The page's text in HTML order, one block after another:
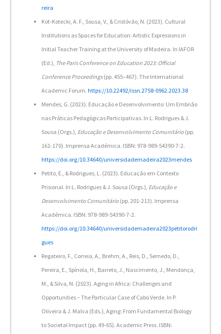
reira
Kot-Kotecki, A. F., Sousa, V., & Cristóvão, N. (2023). Cultural
Institutions as Spaces for Education: Artistic Expressions in
Initial Teacher Training at the University of Madeira. In IAFOR
(Ed.), The Paris Conference on Education 2023: Official
Conference Proceedings(pp. 455–467). The International
Academic Forum. https://10.22492/issn.2758-0962.2023.38
Mendes, G. (2023). Educação e Desenvolvimento: Um Embrião
nas Práticas Pedagógicas Participativas. In L. Rodrigues & J.
Sousa (Orgs.), Educação e Desenvolvimento Comunitário (pp.
161-170). Imprensa Académica. ISBN: 978-989-54390-7-2.
https://doi.org/10.34640/universidademadeira2023mendes
Petito, E., & Rodrigues, L. (2023). Educação em Contexto
Prisional. In L. Rodrigues & J. Sousa (Orgs.), Educação e
Desenvolvimento Comunitário (pp. 201-213). Imprensa
Académica. ISBN: 978-989-54390-7-2.
https://doi.org/10.34640/universidademadeira2023petitorodri
gues
Regateiro, F., Correia, A., Brehm, A., Reis, D., Semedo, D.,
Pereira, E., Spínola, H., Barreto, J., Nascimento, J., Mendonça,
M., & Silva, N. (2023). Aging in Africa: Challenges and
Opportunities – The Particular Case of Cabo Verde. In P.
Oliveira & J. Malva (Eds.), Aging: From Fundamental Biology
to Societal Impact (pp. 49-65). Academic Press. ISBN: